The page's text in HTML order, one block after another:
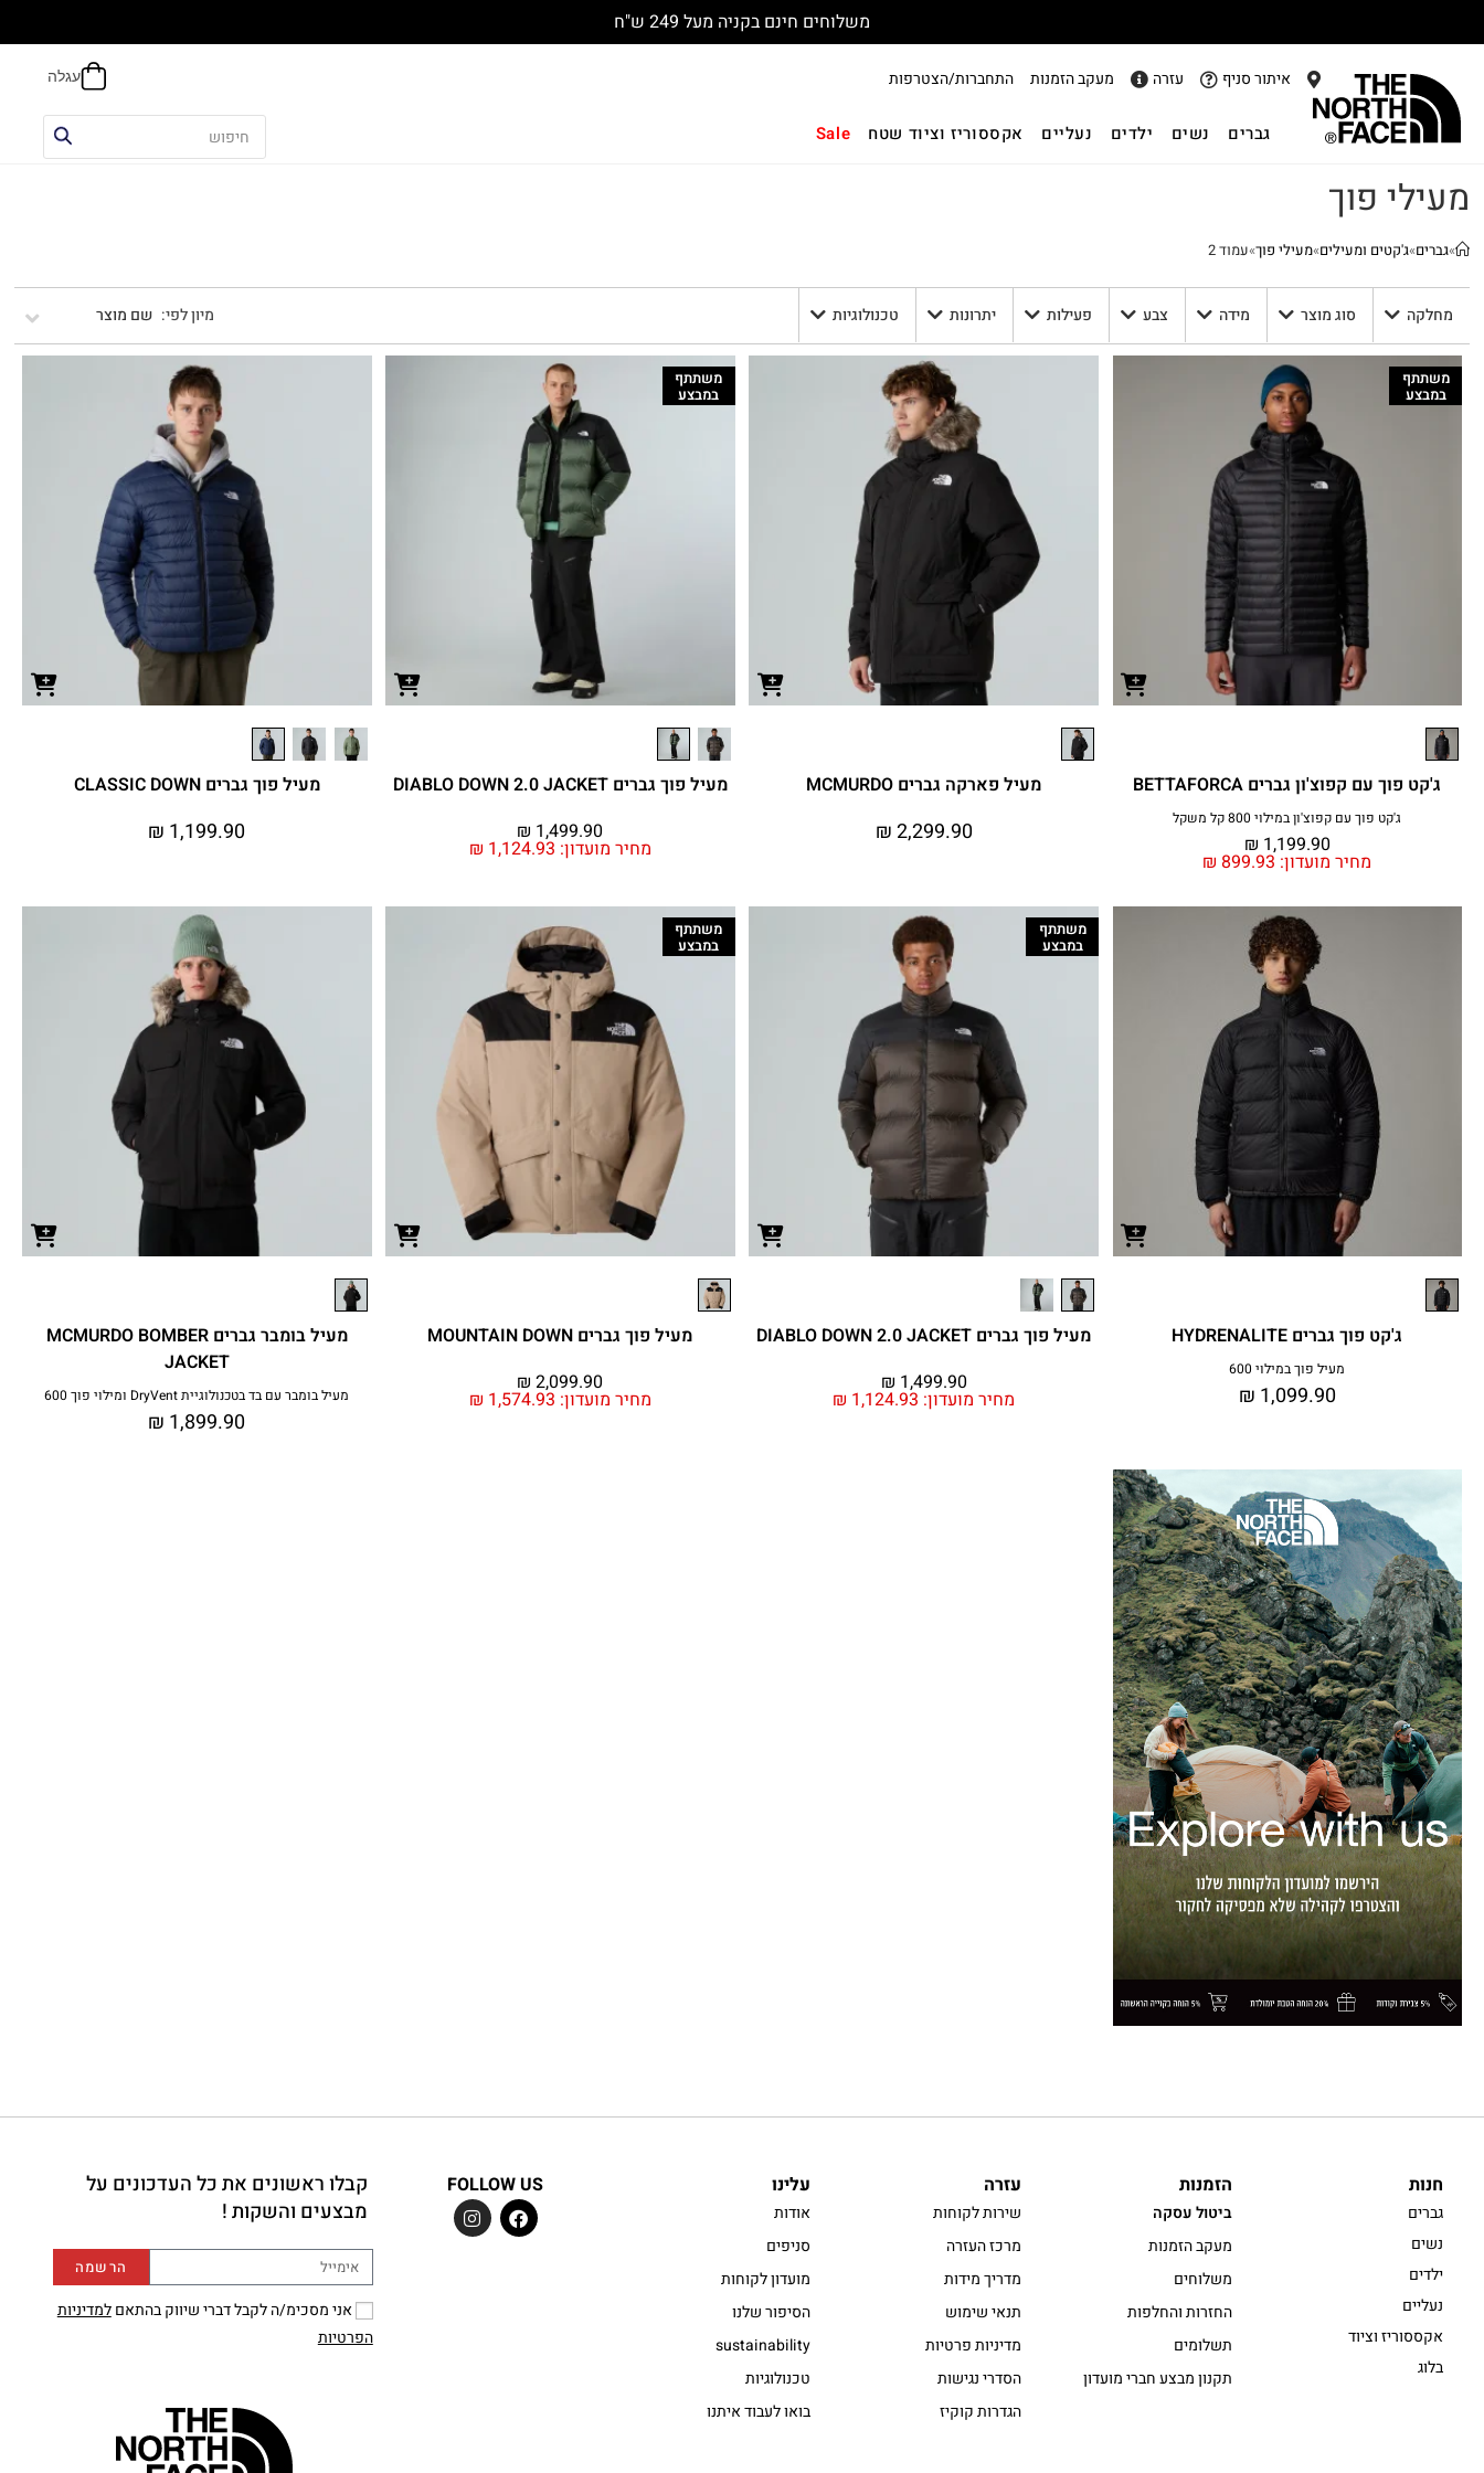
משלוחים חינם בקניה מעל 249 ש"ח
איתור סניף עזרה מעקב הזמנות התחברות/הצטרפות
גברים נשים ילדים נעליים אקססוריז וציוד שטח Sale
מעילי פוך
»גברים»ג'קטים ומעילים»מעילי פוך»עמוד 2
מחלקה סוג מוצר מידה צבע פעילות יתרונות טכנולוגיות שם מוצר
משתתף
במבצע
ג'קט פוך עם קפוצ'ון גברים BETTAFORCA
ג'קט פוך עם קפוצ'ון במילוי 800 קל משקל
מחיר מועדון: ₪ 899.93
₪ 1,199.90
מעיל פארקה גברים MCMURDO
₪2,299.90
משתתף
במבצע
מעיל פוך גברים DIABLO DOWN 2.0 JACKET
מחיר מועדון: ₪ 1,124.93
₪ 1,499.90
מעיל פוך גברים CLASSIC DOWN
₪ 1,199.90
ג'קט פוך גברים HYDRENALITE
מעיל פוך במילוי 600
₪ 1,099.90
משתתף
במבצע
מעיל פוך גברים DIABLO DOWN 2.0 JACKET
מחיר מועדון: ₪ 1,124.93
₪ 1,499.90
משתתף
במבצע
מעיל פוך גברים MOUNTAIN DOWN
מחיר מועדון: ₪ 1,574.93
₪ 2,099.90
מעיל בומבר גברים MCMURDO BOMBER
JACKET
מעיל בומבר עם בד בטכנולוגיית DryVent ומילוי פוך 600
₪ 1,899.90
חנות
גברים
נשים
ילדים
נעליים
אקססוריז וציוד
בלוג
הזמנות
ביטול עסקה
מעקב הזמנות
משלוחים
החזרות והחלפות
תשלומים
תקנון מבצע חברי מועדון
עזרה
שירות לקוחות
מרכז העזרה
מדריך מידות
תנאי שימוש
מדיניות פרטיות
הסדרי נגישות
הגדרות קוקיז
עלינו
אודות
סניפים
מועדון לקוחות
הסיפור שלנו
sustainability
טכנולוגיות
בואו לעבוד איתנו
FOLLOW US
קבלו ראשונים את כל העדכונים על
מבצעים והשקות !
אני מסכימ/ה לקבל דברי שיווק בהתאםלמדיניות
הפרטיות
הרשמה